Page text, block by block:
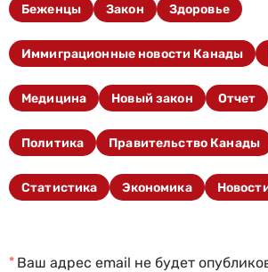
Беженцы Закон Здоровье
Иммиграционные новости Канады
Медицина Новый закон Отчет
Политика Правительство Канады
Статистика Экономика
Ваш адрес email не будет
*